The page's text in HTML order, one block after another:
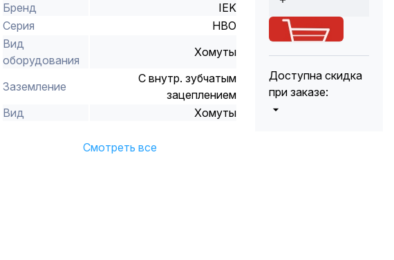
Бренд
IEK
Серия
НВО
Вид
оборудования
Хомуты
Заземление
С внутр. зубчатым
зацеплением
Вид
Хомуты
Смотреть все
Доступна скидка
при заказе: